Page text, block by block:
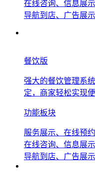
在线咨询、信息展
导航到店、广告展示
餐饮版
强大的餐饮管理系
定，商家轻松实现
功能板块
服务展示、在线预
在线咨询、信息展
导航到店、广告展示